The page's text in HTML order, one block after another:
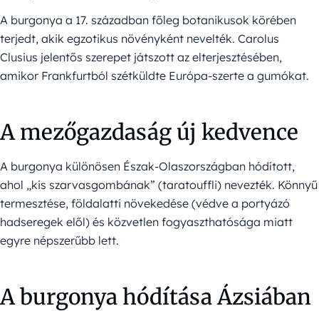
A burgonya a 17. században főleg botanikusok körében
terjedt, akik egzotikus növényként nevelték. Carolus
Clusius jelentős szerepet játszott az elterjesztésében,
amikor Frankfurtból szétküldte Európa-szerte a gumókat.
A mezőgazdaság új kedvence
A burgonya különösen Észak-Olaszországban hódított,
ahol „kis szarvasgombának” (taratouffli) nevezték. Könnyű
termesztése, földalatti növekedése (védve a portyázó
hadseregek elől) és közvetlen fogyaszthatósága miatt
egyre népszerűbb lett.
A burgonya hódítása Ázsiában